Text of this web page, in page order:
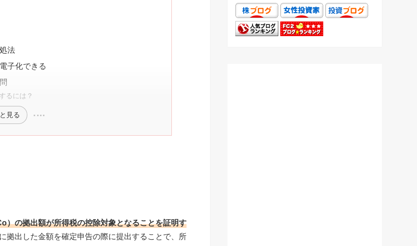
法
子化できる
るには？
見る
の拠出額が所得税の控除対象となることを証明す
拠出した金額を確定申告の際に提出することで、所